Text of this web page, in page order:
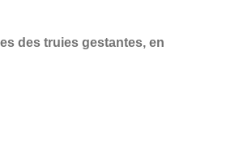
des truies gestantes, en